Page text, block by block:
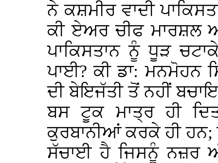
ਨੇ ਕਸ਼ਮੀਰ ਵਾਦੀ
ਕੀ ਏਅਰ ਚੀਫ ਮਾਰਸ਼ਲ
ਪਾਕਿਸਤਾਨ ਨੂੰ ਧੂੜ
ਪਾਈ? ਕੀ ਡਾ: ਮਨਮੋਹਨ
ਦੀ ਬੇਇਜੱਤੀ ਤੋਂ ਨਹੀਂ
ਬਸ ਟੂਕ ਮਾਤ੍ਰ ਹੀ
ਕੁਰਬਾਨੀਆਂ ਕਰਕੇ ਹੀ ਹਨ;
ਸੱਚਾਈ ਹੈ ਜਿਸਨੂੰ ਨਜ਼ਰ